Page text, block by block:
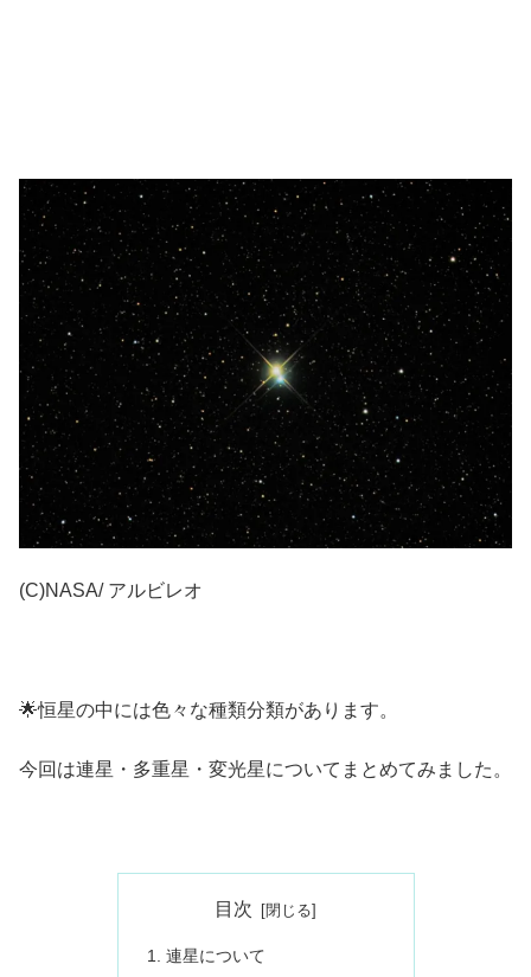
(C)NASA/ アルビレオ
🌟恒星の中には色々な種類分類があります。
今回は連星・多重星・変光星についてまとめてみました。
目次
連星について